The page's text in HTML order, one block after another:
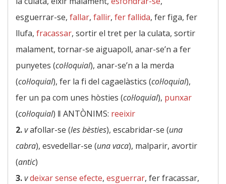
esguerrar-se, fallar, fallir, fer fallida, fer figa, fer
llufa, fracassar, sortir el tret per la culata, sortir
malament, tornar-se aiguapoll, anar-se’n a fer
punyetes (col·loquial), anar-se’n a la merda
(col·loquial), fer la fi del cagaelàstics (col·loquial),
fer un pa com unes hòsties (col·loquial), punxar
(col·loquial) ‖ ANTÒNIMS: reeixir
2.vafollar-se (les bèsties), escabridar-se (una
cabra), esvedellar-se (una vaca), malparir, avortir
(antic)
3.vdeixar sense efecte, esguerrar, fer fracassar,